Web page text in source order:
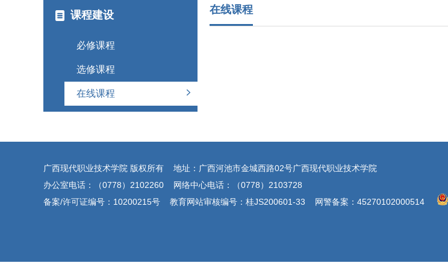
课程建设
必修课程
选修课程
在线课程
在线课程
广西现代职业技术学院 版权所有 地址：广西河池市金城西路02号广西现代职业技术学院
办公室电话：（0778）2102260 网络中心电话：（0778）2103728
备案/许可证编号：10200215号 教育网站审核编号：桂JS200601-33 网警备案：45270102000514